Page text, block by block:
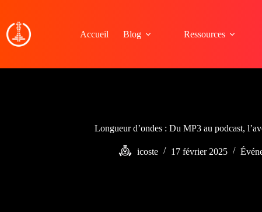
contenu
Accueil
Blog Ressources
Longueur d’ondes : Du MP3 au podcast,
icoste 17 février 2025